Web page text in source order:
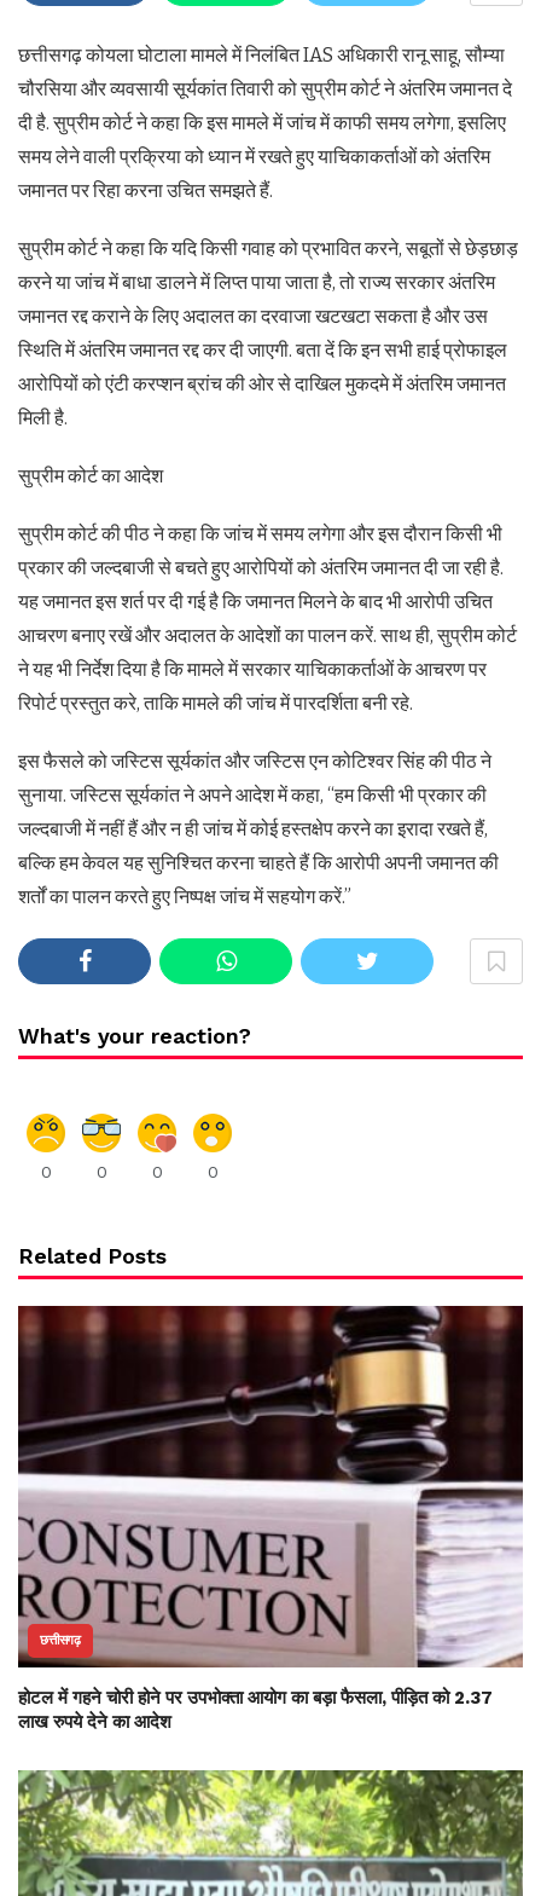
छत्तीसगढ़ कोयला घोटाला मामले में निलंबित IAS अधिकारी रानू साहू, सौम्या
चौरसिया और व्यवसायी सूर्यकांत तिवारी को सुप्रीम कोर्ट ने अंतरिम जमानत दे
दी है. सुप्रीम कोर्ट ने कहा कि इस मामले में जांच में काफी समय लगेगा, इसलिए
समय लेने वाली प्रक्रिया को ध्यान में रखते हुए याचिकाकर्ताओं को अंतरिम
जमानत पर रिहा करना उचित समझते हैं.
सुप्रीम कोर्ट ने कहा कि यदि किसी गवाह को प्रभावित करने, सबूतों से छेड़छाड़
करने या जांच में बाधा डालने में लिप्त पाया जाता है, तो राज्य सरकार अंतरिम
जमानत रद्द कराने के लिए अदालत का दरवाजा खटखटा सकता है और उस
स्थिति में अंतरिम जमानत रद्द कर दी जाएगी. बता दें कि इन सभी हाई प्रोफाइल
आरोपियों को एंटी करप्शन ब्रांच की ओर से दाखिल मुकदमे में अंतरिम जमानत
मिली है.
सुप्रीम कोर्ट का आदेश
सुप्रीम कोर्ट की पीठ ने कहा कि जांच में समय लगेगा और इस दौरान किसी भी
प्रकार की जल्दबाजी से बचते हुए आरोपियों को अंतरिम जमानत दी जा रही है.
यह जमानत इस शर्त पर दी गई है कि जमानत मिलने के बाद भी आरोपी उचित
आचरण बनाए रखें और अदालत के आदेशों का पालन करें. साथ ही, सुप्रीम कोर्ट
ने यह भी निर्देश दिया है कि मामले में सरकार याचिकाकर्ताओं के आचरण पर
रिपोर्ट प्रस्तुत करे, ताकि मामले की जांच में पारदर्शिता बनी रहे.
इस फैसले को जस्टिस सूर्यकांत और जस्टिस एन कोटिश्वर सिंह की पीठ ने
सुनाया. जस्टिस सूर्यकांत ने अपने आदेश में कहा, “हम किसी भी प्रकार की
जल्दबाजी में नहीं हैं और न ही जांच में कोई हस्तक्षेप करने का इरादा रखते हैं,
बल्कि हम केवल यह सुनिश्चित करना चाहते हैं कि आरोपी अपनी जमानत की
शर्तों का पालन करते हुए निष्पक्ष जांच में सहयोग करें.”
What's your reaction?
0 0 0 0
Related Posts
छत्तीसगढ़
होटल में गहने चोरी होने पर उपभोक्ता आयोग का बड़ा फैसला, पीड़ित को 2.37
लाख रुपये देने का आदेश